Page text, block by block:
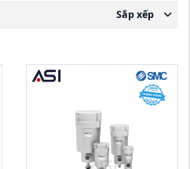
Sắp xếp